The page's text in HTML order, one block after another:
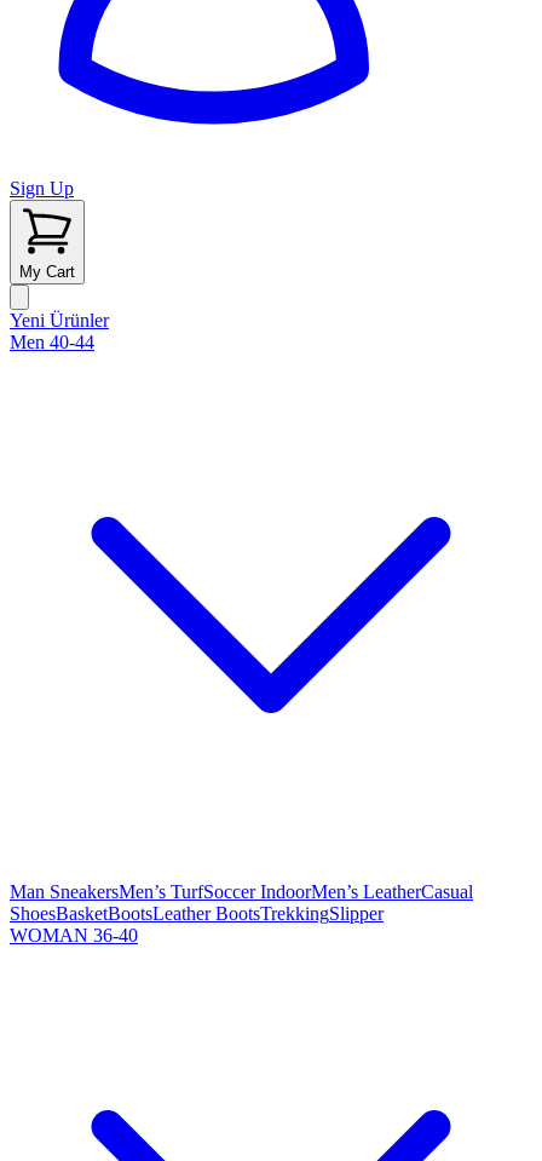
Sign Up
My Cart
Yeni Ürünler
Men 40-44
Man SneakersMen’s TurfSoccer IndoorMen’s LeatherCasual
ShoesBasketBootsLeather BootsTrekkingSlipper
WOMAN 36-40